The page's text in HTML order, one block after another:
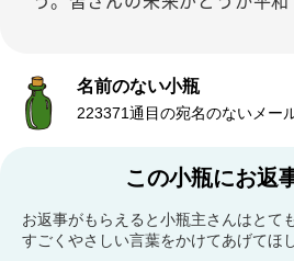
名前のない小瓶
223371通目の宛名のないメー
この小瓶にお返
お返事がもらえると小瓶主さんはとて
すごくやさしい言葉をかけてあげてほ